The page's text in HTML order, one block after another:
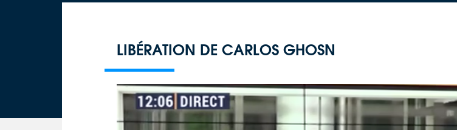
LIBÉRATION DE CARLOS GHOSN